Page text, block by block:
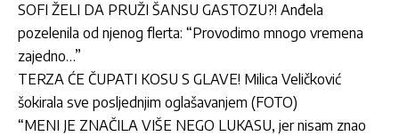
SOFI ŽELI DA PRUŽI ŠANSU GASTOZU?! Anđela
pozelenila od njenog flerta: “Provodimo mnogo vremena
zajedno…”
TERZA ĆE ČUPATI KOSU S GLAVE! Milica Veličković
šokirala sve posljednjim oglašavanjem (FOTO)
“MENI JE ZNAČILA VIŠE NEGO LUKASU, jer nisam znao